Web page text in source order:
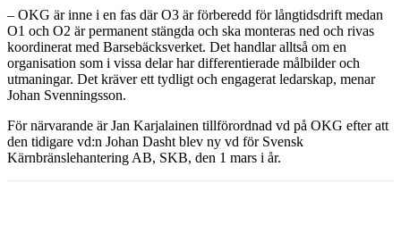
– OKG är inne i en fas där O3 är förberedd för långtidsdrift medan
O1 och O2 är permanent stängda och ska monteras ned och rivas
koordinerat med Barsebäcksverket. Det handlar alltså om en
organisation som i vissa delar har differentierade målbilder och
utmaningar. Det kräver ett tydligt och engagerat ledarskap, menar
Johan Svenningsson.
För närvarande är Jan Karjalainen tillförordnad vd på OKG efter att
den tidigare vd:n Johan Dasht blev ny vd för Svensk
Kärnbränslehantering AB, SKB, den 1 mars i år.